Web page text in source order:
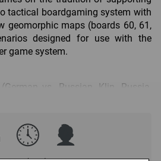
tactical boardgaming system with
geomorphic maps (boards 60, 61,
designed for use with the
game system.
vs. Russian, Klin, Russia,
vs. Japanese, Baw Village, Burma,